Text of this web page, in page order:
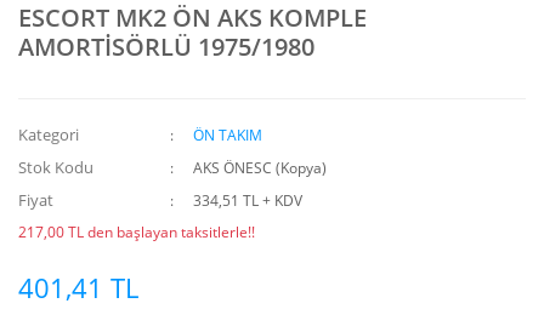
ESCORT MK2 ÖN AKS KOMPLE
AMORTİSÖRLÜ 1975/1980
Kategori ÖN TAKIM
Stok Kodu AKS ÖNESC (Kopya)
Fiyat
334,51 TL + KDV
217,00 TL den başlayan taksitlerle!!
401,41 TL